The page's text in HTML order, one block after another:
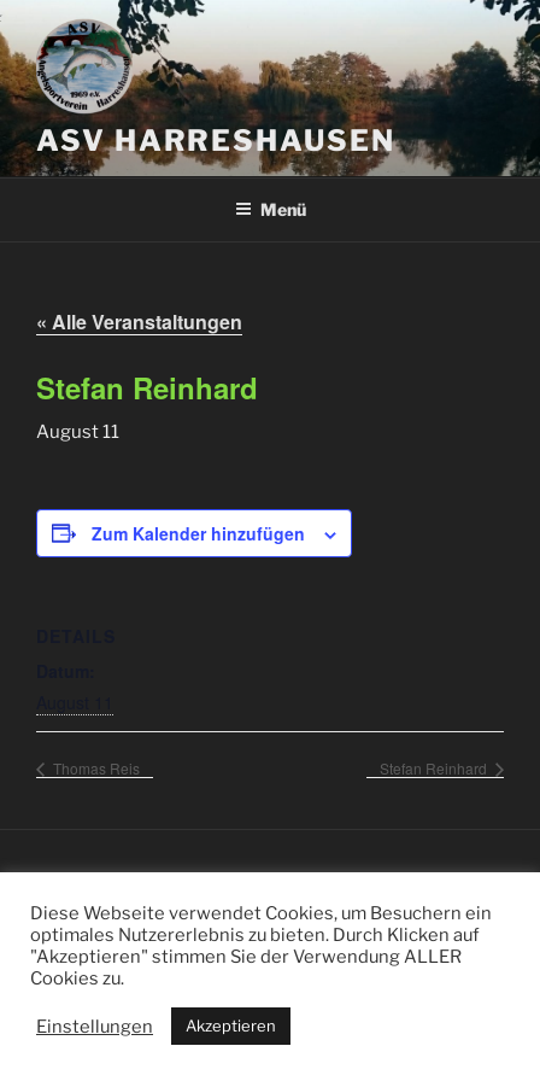
Zum
Inhalt
springen
ASV HARRESHAUSEN
Menü
« Alle Veranstaltungen
Stefan Reinhard
August 11
Zum Kalender hinzufügen
Thomas Reis Stefan Reinhard
Diese Webseite verwendet Cookies, um Besuchern ein
optimales Nutzererlebnis zu bieten. Durch Klicken auf
"Akzeptieren" stimmen Sie der Verwendung ALLER
Cookies zu.
Einstellungen Akzeptieren